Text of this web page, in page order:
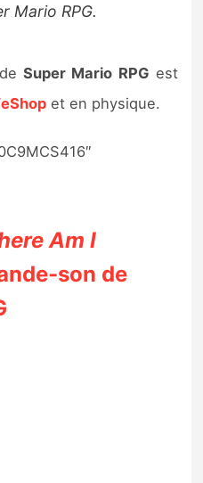
Mario RPG.
deSuper Mario RPG est
eShop et en physique.
Am I
son de